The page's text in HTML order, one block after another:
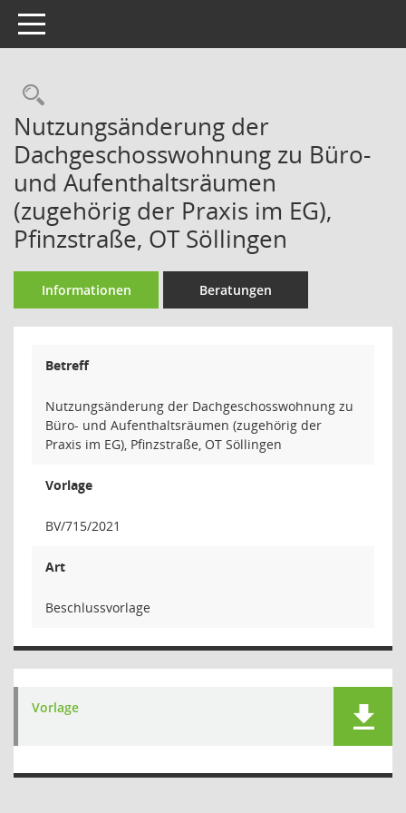
Toggle navigation
Rechercheauswahl
Nutzungsänderung der
Dachgeschosswohnung zu Büro-
und Aufenthaltsräumen
(zugehörig der Praxis im EG),
Pfinzstraße, OT Söllingen
Informationen Beratungen
Betreff
Nutzungsänderung der Dachgeschosswohnung zu
Büro- und Aufenthaltsräumen (zugehörig der
Praxis im EG), Pfinzstraße, OT Söllingen
Vorlage
BV/715/2021
Art
Beschlussvorlage
Vorlage